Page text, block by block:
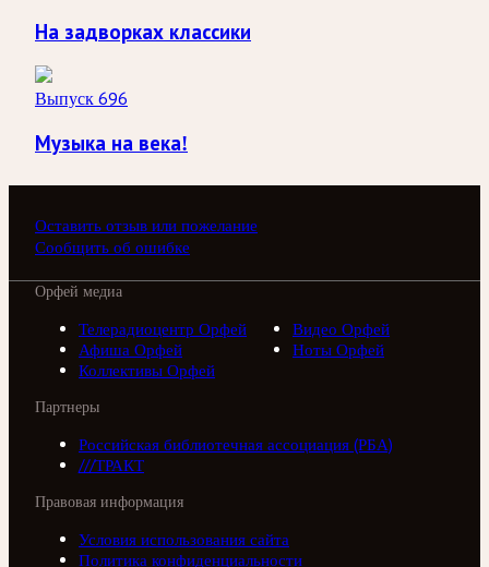
На задворках классики
Выпуск 696
Музыка на века!
Оставить отзыв или пожелание
Сообщить об ошибке
Орфей медиа
Телерадиоцентр Орфей
Видео Орфей
Афиша Орфей
Ноты Орфей
Коллективы Орфей
Партнеры
Российская библиотечная ассоциация (РБА)
///ТРАКТ
Правовая информация
Условия использования сайта
Политика конфиденциальности